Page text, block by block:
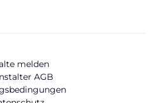
melden
AGB